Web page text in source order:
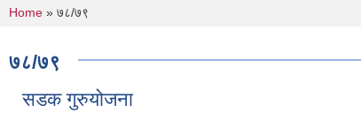
You are here
Home » ७८/७९
७८/७९
सडक गुरुयोजना